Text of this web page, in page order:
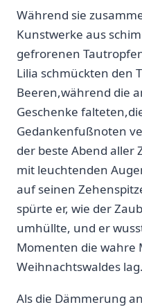
Während sie
Kunstwerke aus
gefrorenen
Lilia schmückten den
Beeren,während die⁢
Geschenke
Gedankenfußnoten
der beste Abend aller
mit leuchtenden
auf⁤ seinen
spürte er, wie der
umhüllte, und er
Momenten die wahre
Weihnachtswaldes lag.
Als die Dämmerung